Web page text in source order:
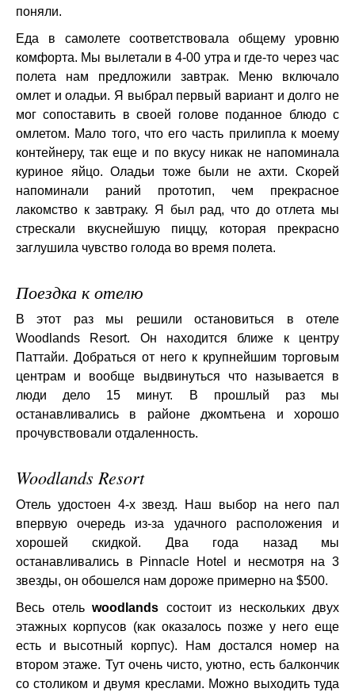
поняли.
Еда в самолете соответствовала общему уровню
комфорта. Мы вылетали в 4-00 утра и где-то через час
полета нам предложили завтрак. Меню включало
омлет и оладьи. Я выбрал первый вариант и долго не
мог сопоставить в своей голове поданное блюдо с
омлетом. Мало того, что его часть прилипла к моему
контейнеру, так еще и по вкусу никак не напоминала
куриное яйцо. Оладьи тоже были не ахти. Скорей
напоминали раний прототип, чем прекрасное
лакомство к завтраку. Я был рад, что до отлета мы
стрескали вкуснейшую пиццу, которая прекрасно
заглушила чувство голода во время полета.
Поездка к отелю
В этот раз мы решили остановиться в отеле
Woodlands Resort. Он находится ближе к центру
Паттайи. Добраться от него к крупнейшим торговым
центрам и вообще выдвинуться что называется в
люди дело 15 минут. В прошлый раз мы
останавливались в районе джомтьена и хорошо
прочувствовали отдаленность.
Woodlands Resort
Отель удостоен 4-х звезд. Наш выбор на него пал
впервую очередь из-за удачного расположения и
хорошей скидкой. Два года назад мы
останавливались в Pinnacle Hotel и несмотря на 3
звезды, он обошелся нам дороже примерно на $500.
Весь отель woodlands состоит из нескольких двух
этажных корпусов (как оказалось позже у него еще
есть и высотный корпус). Нам достался номер на
втором этаже. Тут очень чисто, уютно, есть балкончик
со столиком и двумя креслами. Можно выходить туда